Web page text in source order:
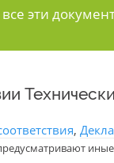
эти
,